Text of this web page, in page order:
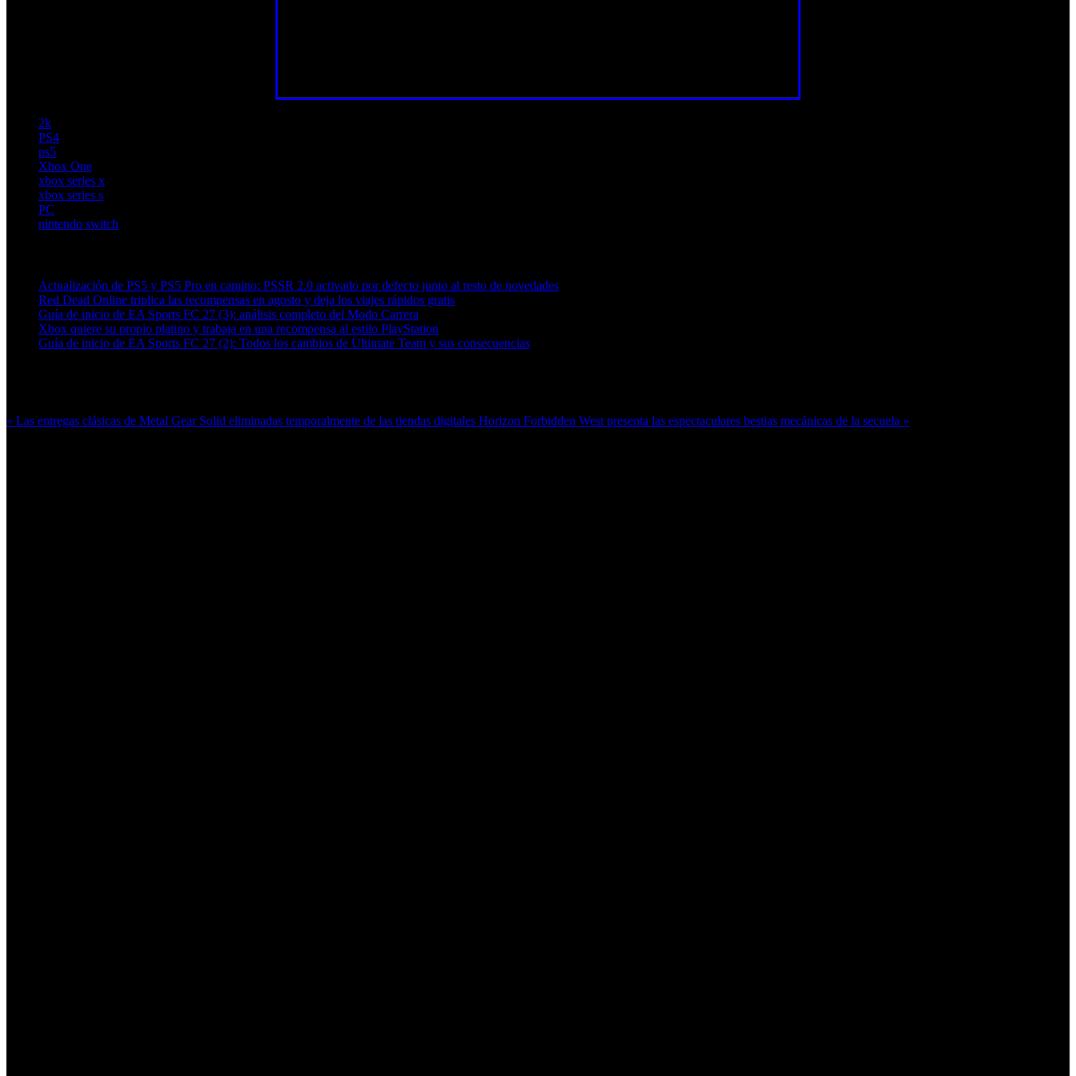
2k
PS4
ps5
Xbox One
xbox series x
xbox series s
PC
nintendo switch
Actualización de PS5 y PS5 Pro en camino: PSSR 2.0 activado por defecto junto al resto de novedades
Red Dead Online triplica las recompensas en agosto y deja los viajes rápidos gratis
Guía de inicio de EA Sports FC 27 (3): análisis completo del Modo Carrera
Xbox quiere su propio platino y trabaja en una recompensa al estilo PlayStation
Guía de inicio de EA Sports FC 27 (2): Todos los cambios de Ultimate Team y sus consecuencias
« Las entregas clásicas de Metal Gear Solid eliminadas temporalmente de las tiendas digitales Horizon Forbidden West presenta las espectaculares bestias mecánicas de la secuela »